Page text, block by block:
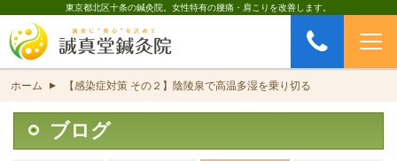
東京都北区十条の鍼灸院。女性特有の腰痛・肩こりを改善します。
お問い合わせ
CONTACT
ホーム ▲ 【感染症対策 その２】陰陵泉で高温多湿を乗り切る
ブログ